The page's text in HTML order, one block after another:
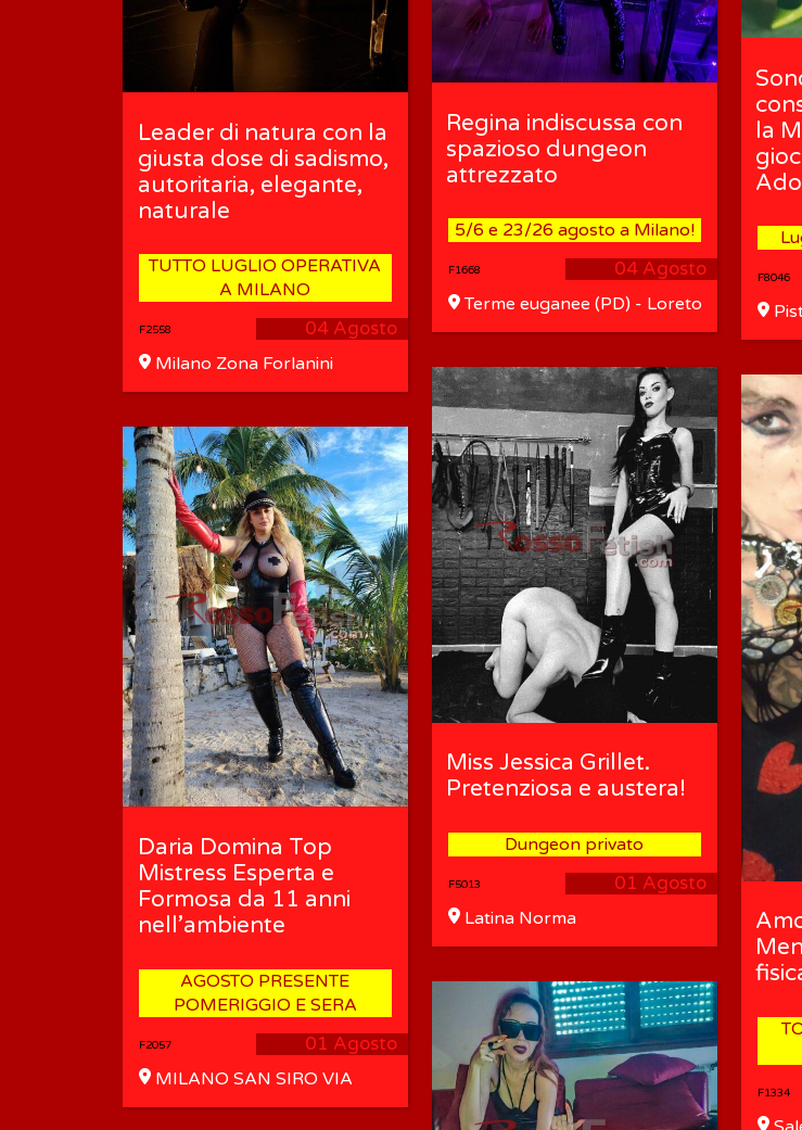
Leader di natura con la
giusta dose di sadismo,
autoritaria, elegante,
naturale
TUTTO LUGLIO OPERATIVA
A MILANO
04 Agosto
F2558
Milano Zona Forlanini
Daria Domina Top
Mistress Esperta e
Formosa da 11 anni
nell’ambiente
AGOSTO PRESENTE
POMERIGGIO E SERA
01 Agosto
F2057
MILANO SAN SIRO VIA
Regina indiscussa con
spazioso dungeon
attrezzato
5/6 e 23/26 agosto a Milano!
04 Agosto
F1668
Terme euganee (PD) - Loreto
Miss Jessica Grillet.
Pretenziosa e austera!
Dungeon privato
01 Agosto
F5013
Latina Norma
la
F8046
F1334